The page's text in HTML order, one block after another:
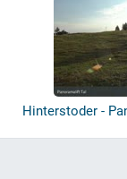
Hinterstoder -